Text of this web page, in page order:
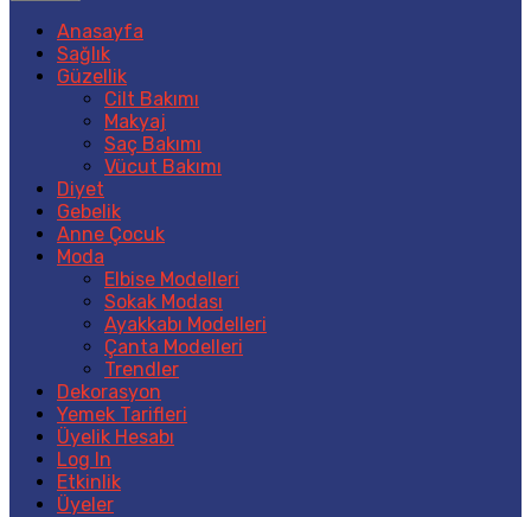
Anasayfa
Sağlık
Güzellik
Cilt Bakımı
Makyaj
Saç Bakımı
Vücut Bakımı
Diyet
Gebelik
Anne Çocuk
Moda
Elbise Modelleri
Sokak Modası
Ayakkabı Modelleri
Çanta Modelleri
Trendler
Dekorasyon
Yemek Tarifleri
Üyelik Hesabı
Log In
Etkinlik
Üyeler